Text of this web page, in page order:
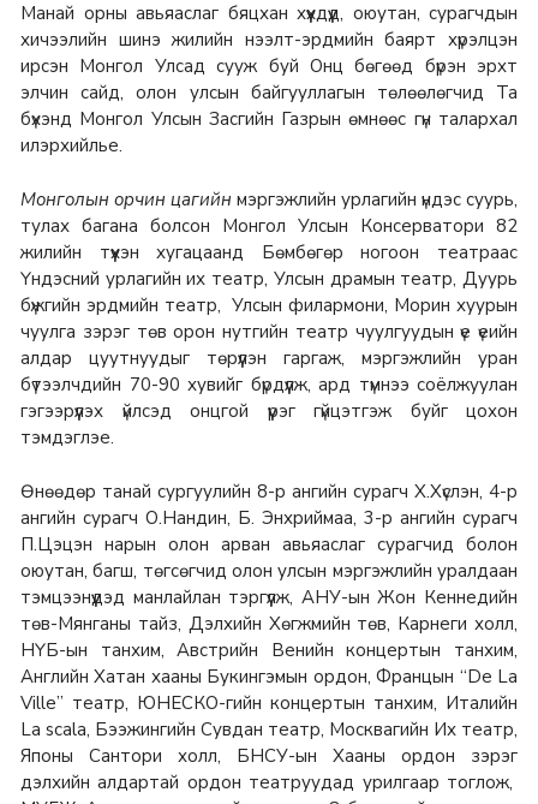
Манай орны авьяаслаг бяцхан хүүхдүүд, оюутан, сурагчдын
хичээлийн шинэ жилийн нээлт-эрдмийн баярт хүрэлцэн
ирсэн Монгол Улсад сууж буй Онц бөгөөд бүрэн эрхт
элчин сайд, олон улсын байгууллагын төлөөлөгчид Та
бүхэнд Монгол Улсын Засгийн Газрын өмнөөс гүн талархал
илэрхийлье.
Монголын орчин цагийн мэргэжлийн урлагийн үндэс суурь,
тулах багана болсон Монгол Улсын Консерватори 82
жилийн түүхэн хугацаанд Бөмбөгөр ногоон театраас
Үндэсний урлагийн их театр, Улсын драмын театр, Дуурь
бүжгийн эрдмийн театр, Улсын филармони, Морин хуурын
чуулга зэрэг төв орон нутгийн театр чуулгуудын үе үеийн
алдар цуутнуудыг төрүүлэн гаргаж, мэргэжлийн уран
бүтээлчдийн 70-90 хувийг бүрдүүлж, ард түмнээ соёлжуулан
гэгээрүүлэх үйлсэд онцгой үүрэг гүйцэтгэж буйг цохон
тэмдэглэе.
Өнөөдөр танай сургуулийн 8-р ангийн сурагч Х.Хүслэн, 4-р
ангийн сурагч О.Нандин, Б. Энхриймаа, 3-р ангийн сурагч
П.Цэцэн нарын олон арван авьяаслаг сурагчид болон
оюутан, багш, төгсөгчид олон улсын мэргэжлийн уралдаан
тэмцээнүүдэд манлайлан тэргүүлж, АНУ-ын Жон Кеннедийн
төв-Мянганы тайз, Дэлхийн Хөгжмийн төв, Карнеги холл,
НҮБ-ын танхим, Австрийн Венийн концертын танхим,
Английн Хатан хааны Букингэмын ордон, Францын “De La
Ville” театр, ЮНЕСКО-гийн концертын танхим, Италийн
La scala, Бээжингийн Сувдан театр, Москвагийн Их театр,
Японы Сантори холл, БНСУ-ын Хааны ордон зэрэг
дэлхийн алдартай ордон театруудад урилгаар тоглож,